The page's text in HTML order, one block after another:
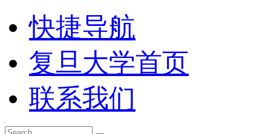
快捷导航
复旦大学首页
联系我们